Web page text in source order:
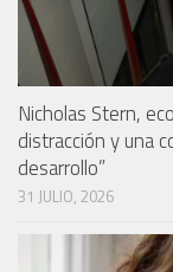
Nicholas Stern,
distracción y una
desarrollo”
31 JULIO, 2026